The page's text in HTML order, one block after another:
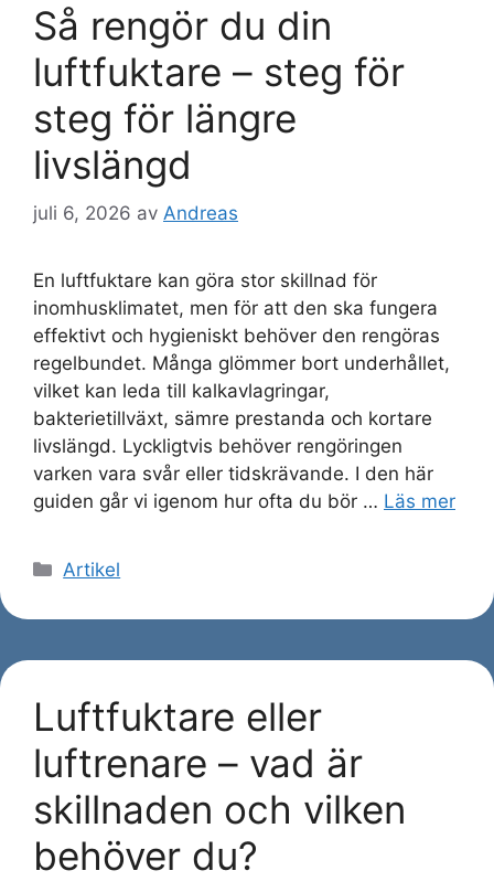
Så rengör du din
luftfuktare – steg för
steg för längre
livslängd
juli 6, 2026 av Andreas
En luftfuktare kan göra stor skillnad för
inomhusklimatet, men för att den ska fungera
effektivt och hygieniskt behöver den rengöras
regelbundet. Många glömmer bort underhållet,
vilket kan leda till kalkavlagringar,
bakterietillväxt, sämre prestanda och kortare
livslängd. Lyckligtvis behöver rengöringen
varken vara svår eller tidskrävande. I den här
guiden går vi igenom hur ofta du bör … Läs mer
Kategorier
Artikel
Luftfuktare eller
luftrenare – vad är
skillnaden och vilken
behöver du?